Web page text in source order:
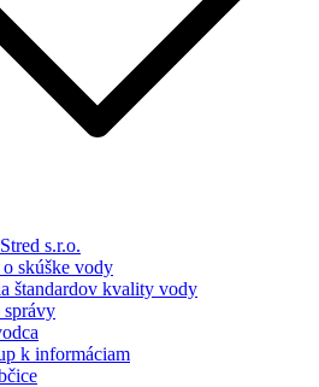
s.r.o.
skúške vody
štandardov kvality vody
k informáciam